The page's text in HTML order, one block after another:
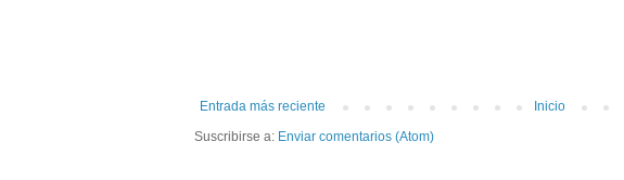
Entrada más reciente
Inicio
Suscribirse a: Enviar comentarios (Atom)